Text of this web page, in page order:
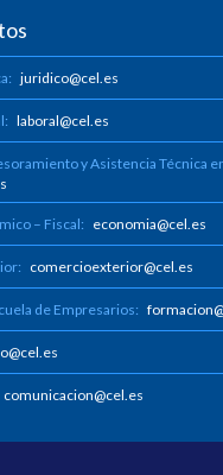
juridico@cel.es
laboral@cel.es
y Asistencia Técnica
– Fiscal: economia@cel.es
comercioexterior@cel.es
de Empresarios:
comunicacion@cel.es